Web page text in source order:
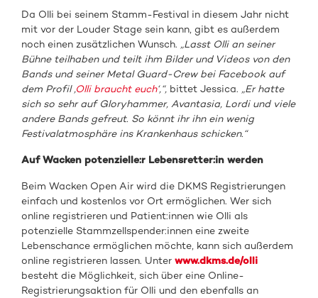
Da Olli bei seinem Stamm-Festival in diesem Jahr nicht
mit vor der Louder Stage sein kann, gibt es außerdem
noch einen zusätzlichen Wunsch. „Lasst Olli an seiner
Bühne teilhaben und teilt ihm Bilder und Videos von den
Bands und seiner Metal Guard-Crew bei Facebook auf
dem Profil ‚Olli braucht euch‘‚“, bittet Jessica. „Er hatte
sich so sehr auf Gloryhammer, Avantasia, Lordi und viele
andere Bands gefreut. So könnt ihr ihn ein wenig
Festivalatmosphäre ins Krankenhaus schicken.“
Auf Wacken potenzielle:r Lebensretter:in werden
Beim Wacken Open Air wird die DKMS Registrierungen
einfach und kostenlos vor Ort ermöglichen. Wer sich
online registrieren und Patient:innen wie Olli als
potenzielle Stammzellspender:innen eine zweite
Lebenschance ermöglichen möchte, kann sich außerdem
online registrieren lassen. Unterwww.dkms.de/olli
besteht die Möglichkeit, sich über eine Online-
Registrierungsaktion für Olli und den ebenfalls an